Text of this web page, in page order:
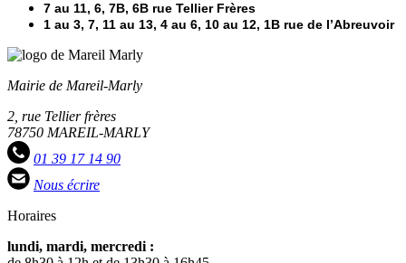
7 au 11, 6, 7B, 6B rue Tellier Frères
1 au 3, 7, 11 au 13, 4 au 6, 10 au 12, 1B rue de l’Abreuvoir
Mairie de Mareil-Marly
2, rue Tellier frères
78750 MAREIL-MARLY
01 39 17 14 90
Nous écrire
Horaires
lundi, mardi, mercredi :